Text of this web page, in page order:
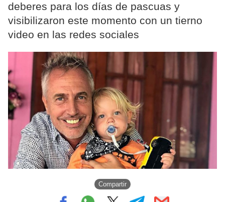
deberes para los días de pascuas y
visibilizaron este momento con un tierno
video en las redes sociales
Compartir